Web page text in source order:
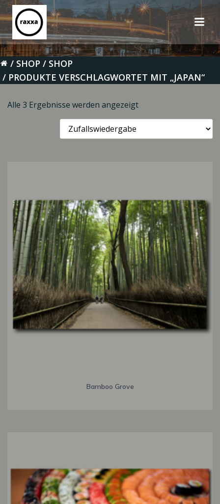
Zum
Inhalt
springen
SHOP
SHOP
PRODUKTE VERSCHLAGWORTET MIT „JAPAN“
Alle 3 Ergebnisse werden angezeigt
Bamboo Grove